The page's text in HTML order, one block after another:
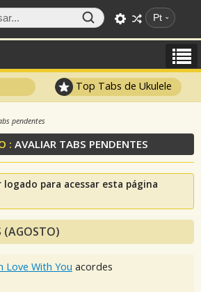
Pt
Top Tabs de Ukulele
pendentes
: AVALIAR TABS PENDENTES
logado para acessar esta página
(AGOSTO)
Love With You acordes